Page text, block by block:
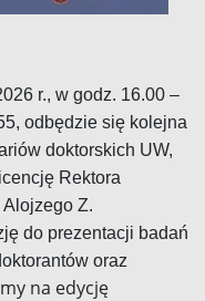
r., w godz. 16.00 –
odbędzie się kolejna
doktorskich UW,
Rektora
Z.
do prezentacji badań
oraz
na edycję